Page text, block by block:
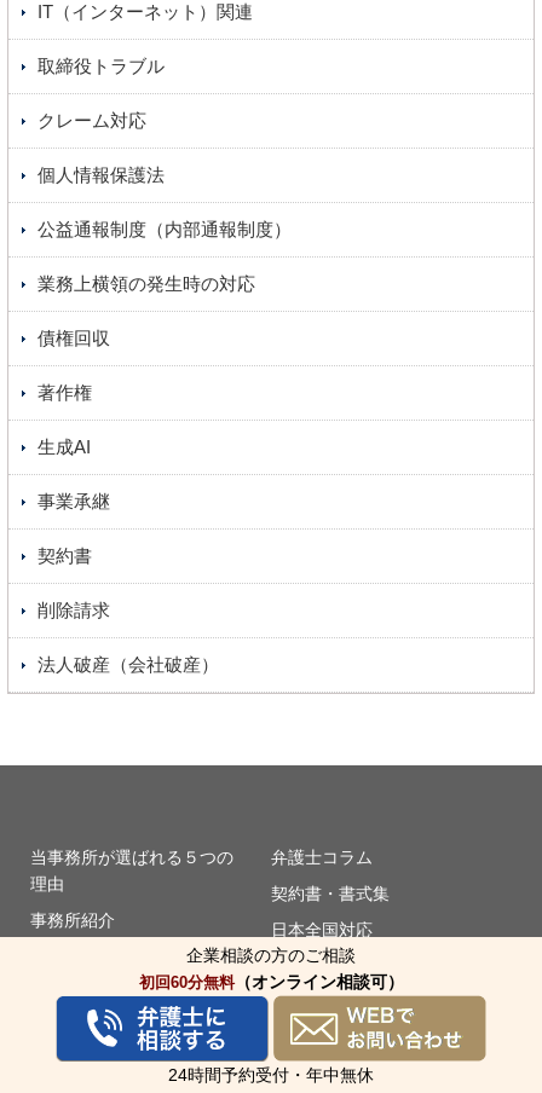
IT（インターネット）関連
取締役トラブル
クレーム対応
個人情報保護法
公益通報制度（内部通報制度）
業務上横領の発生時の対応
債権回収
著作権
生成AI
事業承継
契約書
削除請求
法人破産（会社破産）
当事務所が選ばれる５つの
理由
事務所紹介
顧問弁護士のメリット
弁護士費用
顧問契約
弁護士コラム
契約書・書式集
日本全国対応
ご相談の流れ
講演・セミナー実績
アクセスマップ
お問い合わせ
企業相談の方のご相談
初回60分無料（オンライン相談可）
24時間予約受付・年中無休